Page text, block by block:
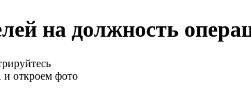
на должность
и откроем фото